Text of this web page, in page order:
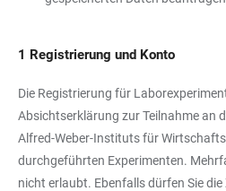
1 Registrierung und Konto
Die Registrierung für
Absichtserklärung zur Teilnahme an
Alfred-Weber-Instituts für
durchgeführten Experimenten.
nicht erlaubt. Ebenfalls dürfen Sie